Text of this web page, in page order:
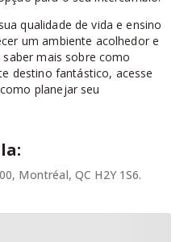
qualidade de vida e ensino
um ambiente acolhedor e
mais sobre como
destino fantástico, acesse
planejar seu
Montréal, QC H2Y 1S6.